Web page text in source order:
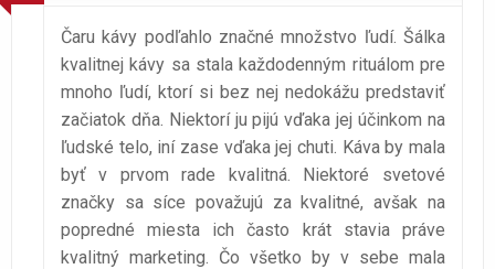
Čaru kávy podľahlo značné množstvo ľudí. Šálka
kvalitnej kávy sa stala každodenným rituálom pre
mnoho ľudí, ktorí si bez nej nedokážu predstaviť
začiatok dňa. Niektorí ju pijú vďaka jej účinkom na
ľudské telo, iní zase vďaka jej chuti. Káva by mala
byť v prvom rade kvalitná. Niektoré svetové
značky sa síce považujú za kvalitné, avšak na
popredné miesta ich často krát stavia práve
kvalitný marketing. Čo všetko by v sebe mala